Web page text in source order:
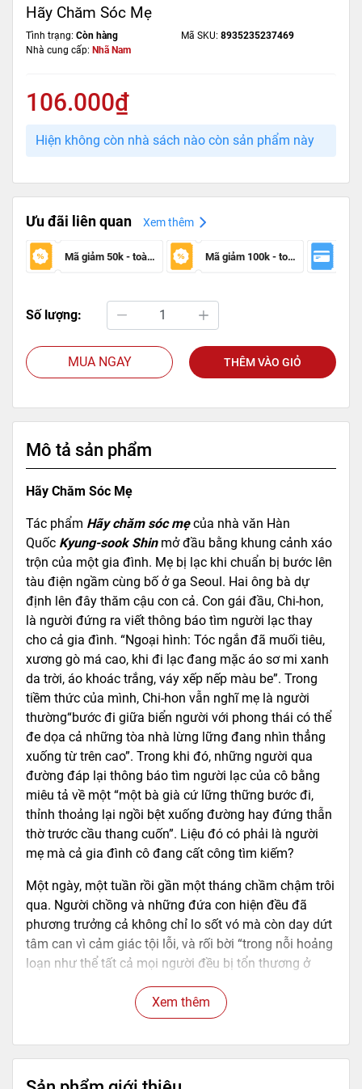
Hãy Chăm Sóc Mẹ
Tình trạng: Còn hàng Mã SKU: 8935235237469
Nhà cung cấp: Nhã Nam
106.000₫
Hiện không còn nhà sách nào còn sản phẩm này
Ưu đãi liên quan Xem thêm
Mã giảm 50k - toàn sàn Mã giảm 100k - toàn sàn
Số lượng:
MUA NGAY THÊM VÀO GIỎ
Mô tả sản phẩm
Hãy Chăm Sóc Mẹ
Tác phẩm Hãy chăm sóc mẹcủa nhà văn Hàn
Quốc Kyung-sook Shinmở đầu bằng khung cảnh xáo
trộn của một gia đình. Mẹ bị lạc khi chuẩn bị bước lên
tàu điện ngầm cùng bố ở ga Seoul. Hai ông bà dự
định lên đây thăm cậu con cả. Con gái đầu, Chi-hon,
là người đứng ra viết thông báo tìm người lạc thay
cho cả gia đình. “Ngoại hình: Tóc ngắn đã muối tiêu,
xương gò má cao, khi đi lạc đang mặc áo sơ mi xanh
da trời, áo khoác trắng, váy xếp nếp màu be”. Trong
tiềm thức của mình, Chi-hon vẫn nghĩ mẹ là người
thường“bước đi giữa biển người với phong thái có thể
đe dọa cả những tòa nhà lừng lững đang nhìn thẳng
xuống từ trên cao”. Trong khi đó, những người qua
đường đáp lại thông báo tìm người lạc của cô bằng
miêu tả về một “một bà già cứ lững thững bước đi,
thỉnh thoảng lại ngồi bệt xuống đường hay đứng thẫn
thờ trước cầu thang cuốn”. Liệu đó có phải là người
mẹ mà cả gia đình cô đang cất công tìm kiếm?
Một ngày, một tuần rồi gần một tháng chầm chậm trôi
qua. Người chồng và những đứa con hiện đều đã
phương trưởng cả không chỉ lo sốt vó mà còn day dứt
tâm can vì cảm giác tội lỗi, và rối bời “trong nỗi hoảng
loạn như thể tất cả mọi người đều bị tổn thương ở
vùng não”. Họ cũng lấy làm băn khoăn tại sao mẹ
không biết hỏi đường về nhà cậu con cả cho đến khi
phát hiện ra hai sự thật rằng mẹ không biết chữ và mẹ
bệnh ung thư vú khiến đầu óc không được minh mẫn
như thường.
Xem thêm